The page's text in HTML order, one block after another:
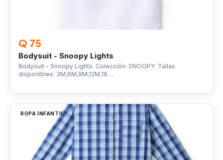
Q 75
Bodysuit - Snoopy Lights
Bodysuit - Snoopy Lights. Colección: SNOOPY. Tallas
disponibles: 3M,6M,9M,12M,18…
ROPA INFANTIL